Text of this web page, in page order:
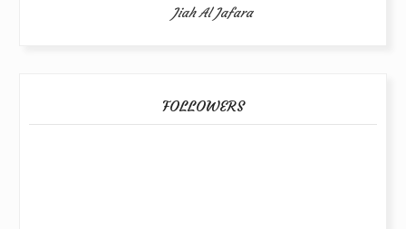
Jiah Al Jafara
FOLLOWERS